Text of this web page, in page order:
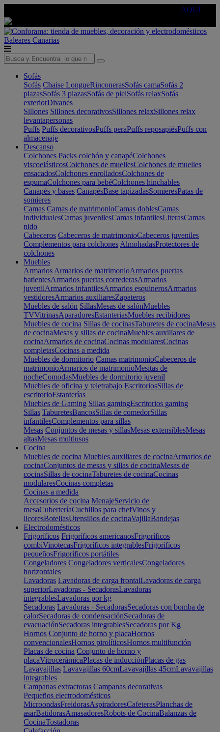
AQUÍ
Baleares Canarias
Sofás
Sofás Chaise LongueRinconerasSofás camaSofás 2
plazasSofás 3 plazasSofás de pielSofás relaxSofás
exteriorDivanes
Sillones Sillones decorativosSillones relaxSillones relax
levantapersonas
Puffs Puffs decorativosPuffs peraPuffs reposapiésPuffs con
almacenaje
Descanso
Colchones Packs colchón y canapéColchones
viscoelásticosColchones de muellesColchones de muelles
ensacadosColchones enrolladosColchones de
espumaColchones para bebéColchones hinchables
Canapés y bases CanapésBase tapizadasSomieresPatas de
somieres
Camas Camas de matrimonioCamas doblesCamas
individualesCamas juvenilesCamas infantilesLiterasCamas
nido
Cabeceros Cabeceros de matrimonioCabeceros juveniles
Complementos para colchones AlmohadasProtectores de
colchones
Muebles
Armarios Armarios de matrimonioArmarios puertas
batientesArmarios puertas correderasArmarios
juvenilArmarios infantilesArmarios esquinerosArmarios
vestidoresArmarios auxiliaresZapateros
Muebles de salón SillasMesas de salónMuebles
TVVitrinasAparadoresEstanteriasMuebles recibidores
Muebles de cocina Sillas de cocinasTaburetes de cocinaMesas
de cocinaMesas y sillas de cocinaMuebles auxiliares de
cocinaArmarios de cocinaCocinas modularesCocinas
completasCocinas a medida
Muebles de dormitorio Camas matrimonioCabeceros de
matrimonioArmarios de matrimonioMesitas de
nocheComodasMuebles de dormitorio juvenil
Muebles de oficina y teletrabajo EscritoriosSillas de
escritorioEstanterías
Muebles de Gaming Sillas gamingEscritorios gaming
Sillas TaburetesBancosSillas de comedorSillas
infantilesComplementos para sillas
Mesas Conjuntos de mesas y sillasMesas extensiblesMesas
altasMesas multiusos
Cocina
Muebles de cocina Muebles auxiliares de cocinaArmarios de
cocinaConjuntos de mesas y sillas de cocinaMesas de
cocinaSillas de cocinaTaburetes de cocinaCocinas
modularesCocinas completas
Cocinas a medida
Accesorios de cocina MenajeServicio de
mesaCuberteríaCuchillos para chefVinos y
licoresBotellasUtensilios de cocinaVajillaBandejas
Electrodomésticos
Frigoríficos Frigoríficos americanosFrigoríficos
combiVinotecasFrigoríficos integrablesFrigoríficos
pequeñosFrigoríficos portátiles
Congeladores Congeladores verticalesCongeladores
horizontales
Lavadoras Lavadoras de carga frontalLavadoras de carga
superiorLavadoras - SecadorasLavadoras
integrablesLavadoras por kg
Secadoras Lavadoras - SecadorasSecadoras con bomba de
calorSecadoras de condensaciónSecadoras de
evacuaciónSecadoras integrablesSecadoras por Kg
Hornos Conjunto de horno y placaHornos
convencionalesHornos pirolíticosHornos multifunción
Placas de cocina Conjunto de horno y
placaVitrocerámicaPlacas de inducciónPlacas de gas
Lavavajillas Lavavajillas 60cmLavavajillas 45cmLavavajillas
integrables
Campanas extractoras Campanas decorativas
Pequeños electrodomésticos
MicroondasFreidorasAspiradoresCafeterasPlanchas de
asarBatidorasAmasadoresRobots de CocinaBalanzas de
CocinaTostadoras